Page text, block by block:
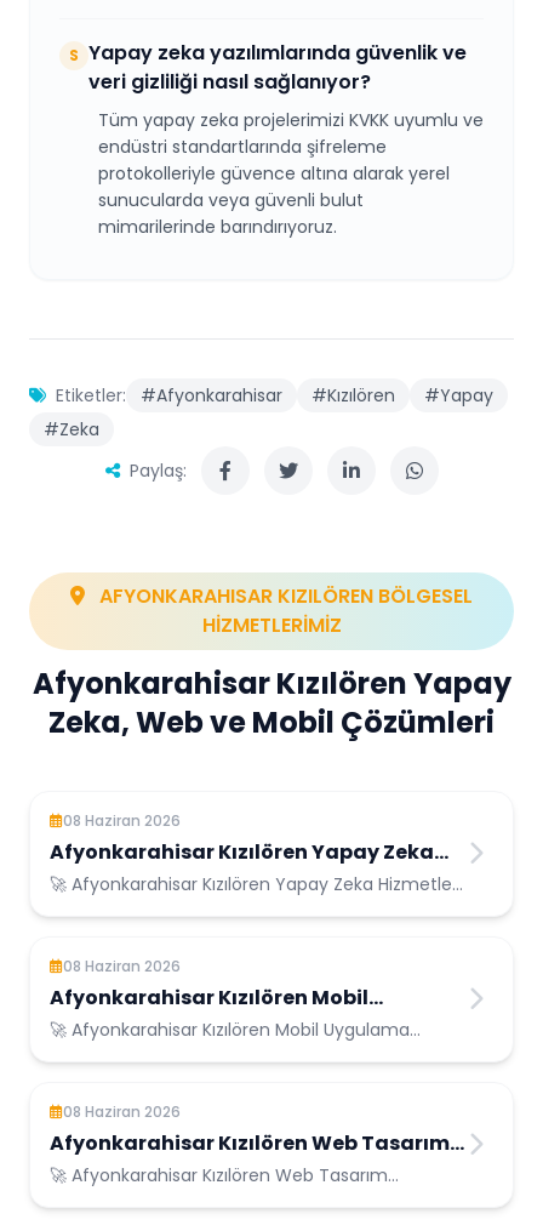
S Yapay zeka yazılımlarında güvenlik ve
veri gizliliği nasıl sağlanıyor?
Tüm yapay zeka projelerimizi KVKK uyumlu ve
endüstri standartlarında şifreleme
protokolleriyle güvence altına alarak yerel
sunucularda veya güvenli bulut
mimarilerinde barındırıyoruz.
Etiketler: #Afyonkarahisar #Kızılören
#Yapay
#Zeka
Paylaş:
AFYONKARAHISAR KIZILÖREN BÖLGESEL
HİZMETLERİMİZ
Afyonkarahisar Kızılören Yapay
Zeka, Web ve Mobil Çözümleri
08 Haziran 2026
Afyonkarahisar Kızılören Yapay Zeka
Hizmetleri
🚀 Afyonkarahisar Kızılören Yapay Zeka Hizmetleri
08 Haziran 2026
Afyonkarahisar Kızılören Mobil
Uygulama Geliştirme
🚀 Afyonkarahisar Kızılören Mobil Uygulama
08 Haziran 2026
Afyonkarahisar Kızılören Web Tasarım
Hizmetleri
🚀 Afyonkarahisar Kızılören Web Tasarım